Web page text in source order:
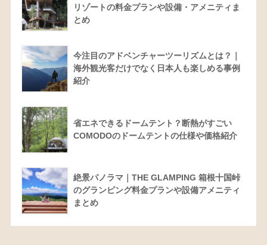
リゾートの料金プランや設備・アメニティま
とめ
今注目のアドベンチャーツーリズムとは？｜
海外観光客だけでなく日本人も楽しめる事例
紹介
省エネできるドームテント？断熱がすごい
COMODOのドームテントの仕様や価格紹介
絶景パノラマ｜THE GLAMPING 箱根十国峠
のグランピング料金プランや設備アメニティ
まとめ